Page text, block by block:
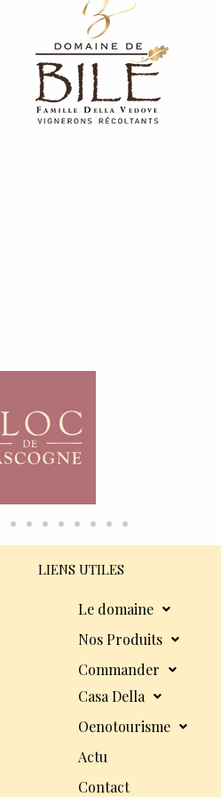
LIENS UTILES
Le domaine
Nos Produits
Commander
Casa Della
Oenotourisme
Actu
Contact